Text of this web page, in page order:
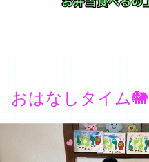
おはなしタイム🐘